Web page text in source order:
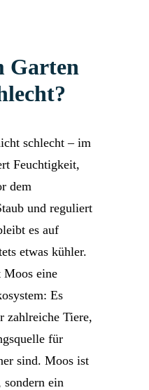
Garten
schlecht – im
Feuchtigkeit,
dem
und reguliert
es auf
etwas kühler.
Moos eine
Es
zahlreiche Tiere,
für
sind. Moos ist
ein